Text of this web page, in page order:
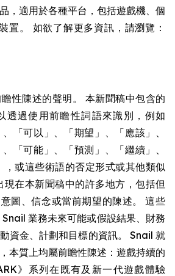
，適用於各種平台，包括遊戲機、個
置。 如欲了解更多資訊，請瀏覽：
性陳述的聲明。 本新聞稿中包含的
透過使用前瞻性詞語來識別，例如
、「可以」、「期望」、「應該」、
、「可能」、「預測」、「繼續」、
，或這些術語的否定形式或其他類似
現在本新聞稿中的許多地方，包括但
圖、信念或當前期望的陳述。 這些
業務未來可能或假設結果、財務
資金、計劃和目標的資訊。 Snail 就
本質上均屬前瞻性陳述：遊戲持續的
》系列在既有及新一代遊戲體驗